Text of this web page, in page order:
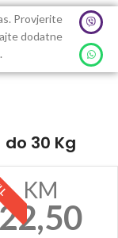
Provjerite
dodatne
do 30 Kg
KM
22,50